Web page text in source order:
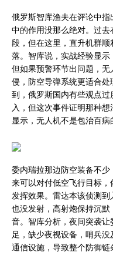
俄罗斯智库渔夫在评论中
中的作用没那么绝对。过
段，但在这里，直升机群
落。智库说，实战经验显示
但如果预警环节出问题，
侵，防空导弹系统更适合
到，俄罗斯国内有些观点
入，但这次事件证明那种
显示，无人机不是包治百病
委内瑞拉那边防空装备不
来可以对付低空飞行目标
发挥效果。雷达本该侦测
也没发射，高射炮保持沉
音。智库分析，夜间突袭
足，缺少夜视设备，哨兵
通信设施，导致整个防御链